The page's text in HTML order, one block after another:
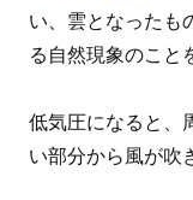
い、雲となったも
る自然現象のこと
低気圧になると、
い部分から風が吹